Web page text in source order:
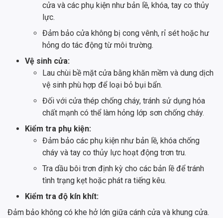
cửa và các phụ kiện như bản lề, khóa, tay co thủy
lực.
Đảm bảo cửa không bị cong vênh, rỉ sét hoặc hư
hỏng do tác động từ môi trường.
Vệ sinh cửa:
Lau chùi bề mặt cửa bằng khăn mềm và dung dịch
vệ sinh phù hợp để loại bỏ bụi bẩn.
Đối với cửa thép chống cháy, tránh sử dụng hóa
chất mạnh có thể làm hỏng lớp sơn chống cháy.
Kiểm tra phụ kiện:
Đảm bảo các phụ kiện như bản lề, khóa chống
cháy và tay co thủy lực hoạt động trơn tru.
Tra dầu bôi trơn định kỳ cho các bản lề để tránh
tình trạng kẹt hoặc phát ra tiếng kêu.
Kiểm tra độ kín khít:
Đảm bảo không có khe hở lớn giữa cánh cửa và khung cửa.